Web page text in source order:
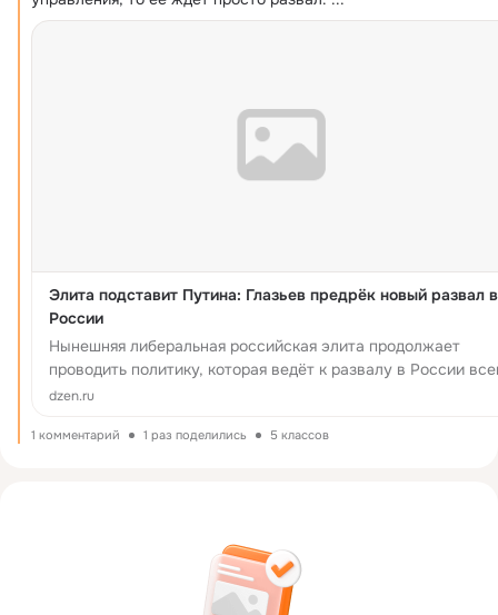
Элита подставит Путина: Глазьев предрёк новый развал в
России
Нынешняя либеральная российская элита продолжает
проводить политику, которая ведёт к развалу в России
административной управленческой системы. В этом
dzen.ru
1 комментарий 1 раз поделились 5 классов